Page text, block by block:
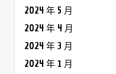
2024 年 5 月
2024 年 4 月
2024 年 3 月
2024 年 1 月